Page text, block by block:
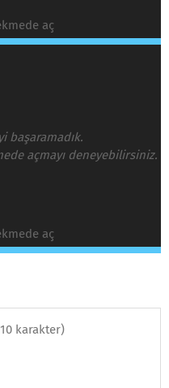
aç
başaramadık.
açmayı deneyebilirsiniz.
aç